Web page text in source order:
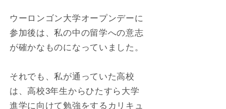
ウーロンゴン大学オープンデーに
参加後は、私の中の留学への意志
が確かなものになっていました。
それでも、私が通っていた高校
は、高校3年生からひたすら大学
進学に向けて勉強をするカリキュ